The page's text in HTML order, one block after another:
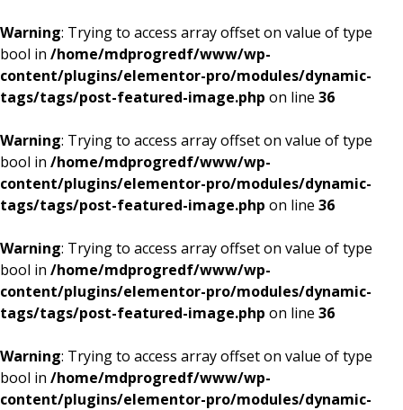
Warning: Trying to access array offset on value of type
bool in /home/mdprogredf/www/wp-
content/plugins/elementor-pro/modules/dynamic-
tags/tags/post-featured-image.php on line 36
Warning: Trying to access array offset on value of type
bool in /home/mdprogredf/www/wp-
content/plugins/elementor-pro/modules/dynamic-
tags/tags/post-featured-image.php on line 36
Warning: Trying to access array offset on value of type
bool in /home/mdprogredf/www/wp-
content/plugins/elementor-pro/modules/dynamic-
tags/tags/post-featured-image.php on line 36
Warning: Trying to access array offset on value of type
bool in /home/mdprogredf/www/wp-
content/plugins/elementor-pro/modules/dynamic-